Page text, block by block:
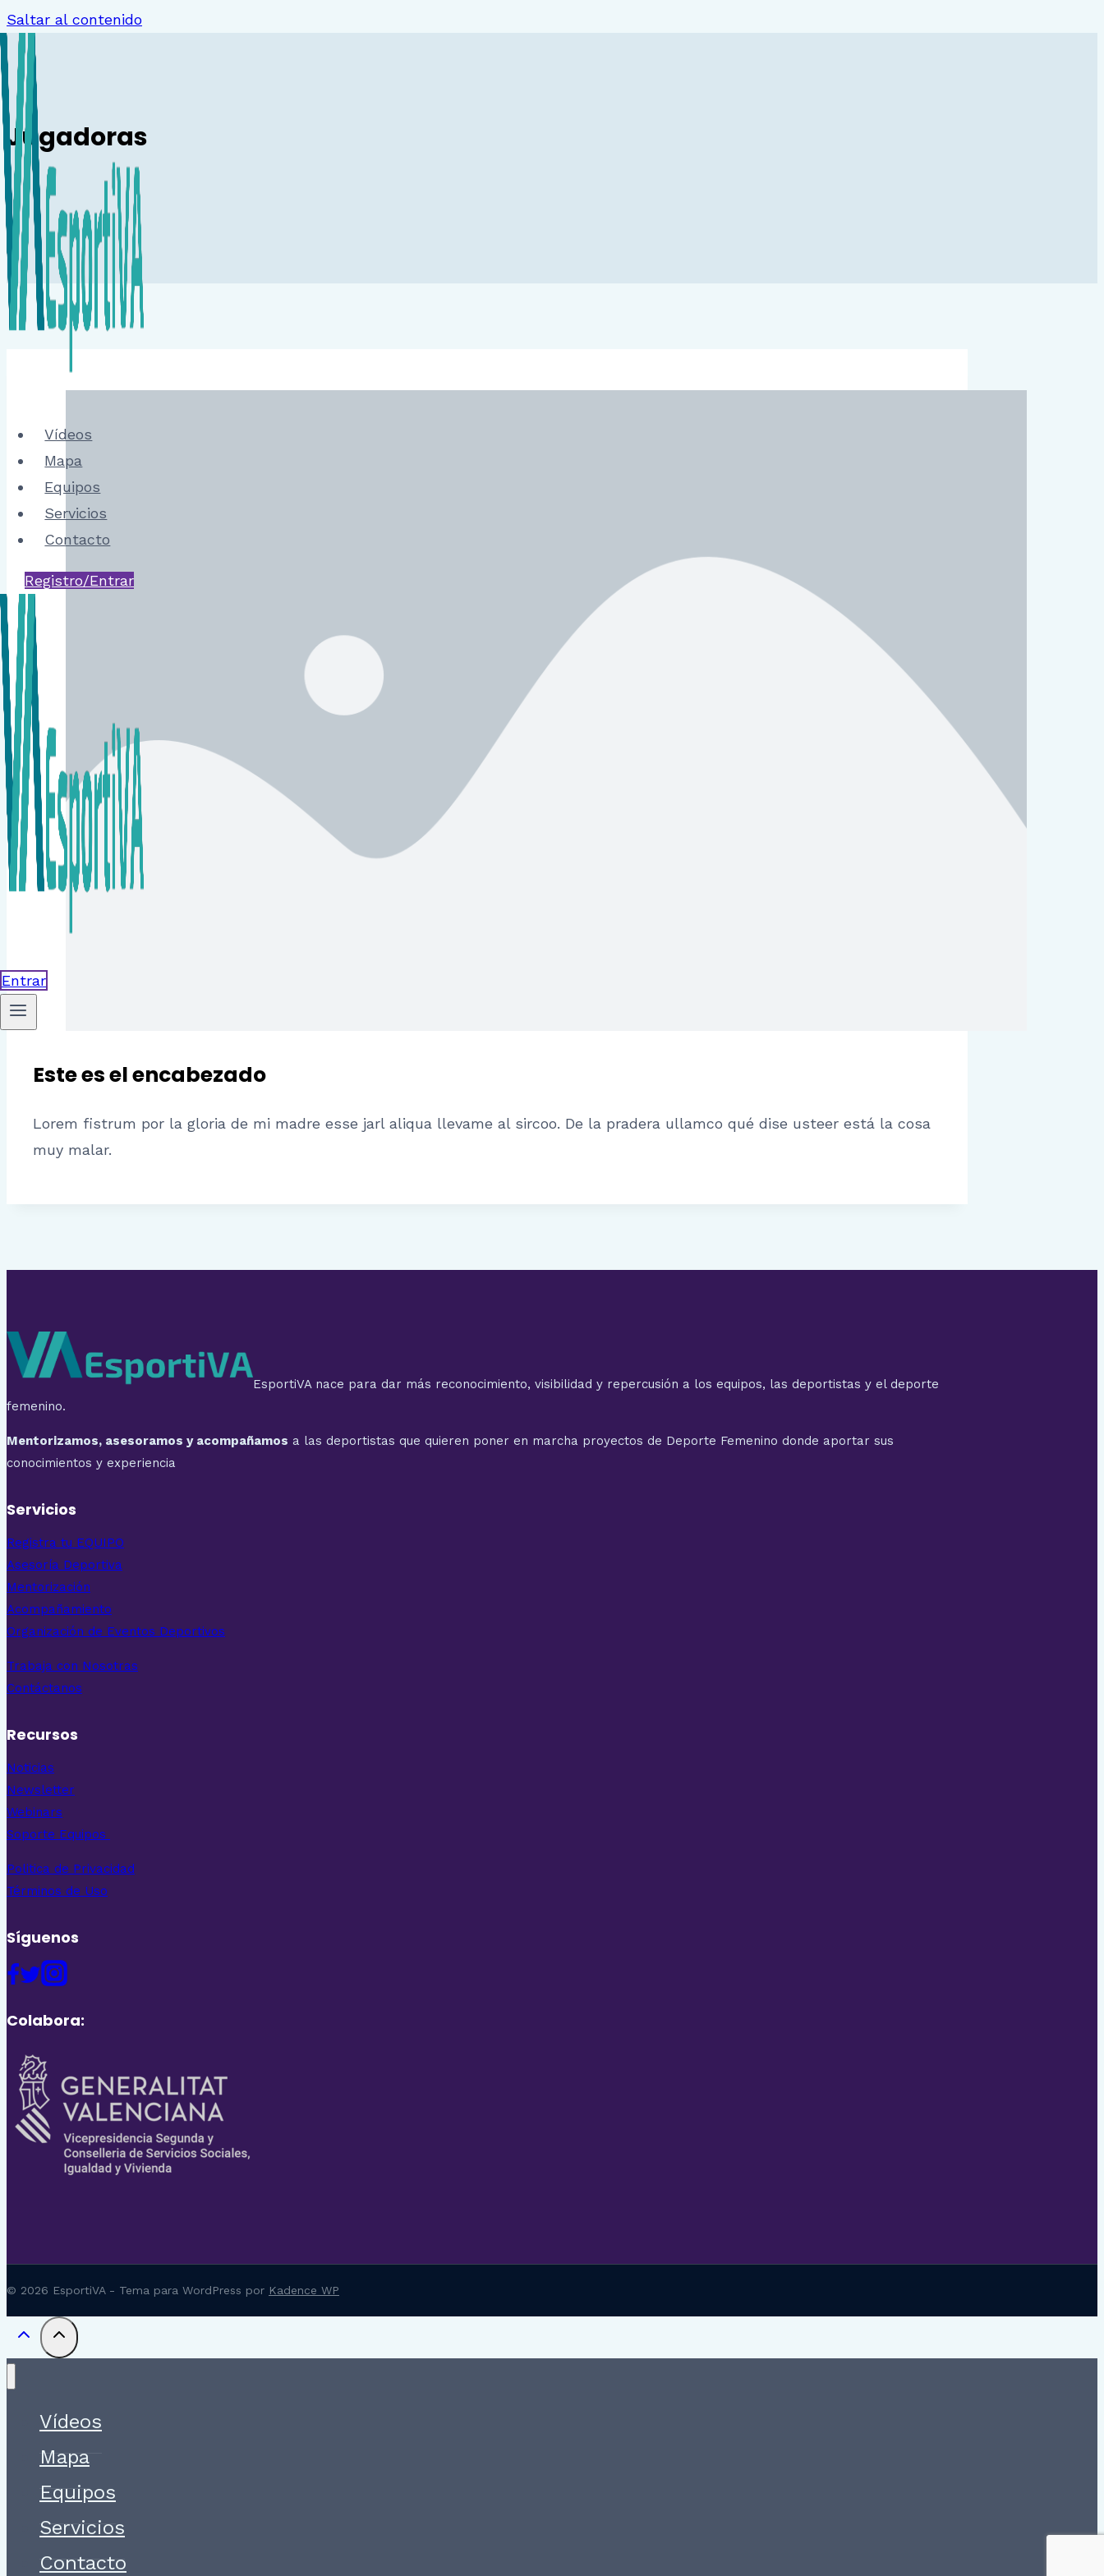
Saltar al contenido
Vídeos
Mapa
Equipos
Servicios
Contacto
Registro/Entrar
Entrar
Jugadoras
Este es el encabezado
Lorem fistrum por la gloria de mi madre esse jarl aliqua llevame al sircoo. De la pradera ullamco qué dise usteer está la cosa
muy malar.
EsportiVA nace para dar más reconocimiento, visibilidad y repercusión a los equipos, las deportistas y el deporte
femenino.
Mentorizamos, asesoramos y acompañamos a las deportistas que quieren poner en marcha proyectos de Deporte Femenino donde aportar sus
conocimientos y experiencia
Servicios
Registra tu EQUIPO
Asesoría Deportiva
Mentorización
Acompañamiento
Organización de Eventos Deportivos
Trabaja con Nosotras
Contáctanos
Recursos
Noticias
Newsletter
Webinars
Soporte Equipos
Politica de Privacidad
Términos de Uso
Síguenos
Colabora:
© 2026 EsportiVA - Tema para WordPress por Kadence WP
Vídeos
Mapa
Equipos
Servicios
Contacto